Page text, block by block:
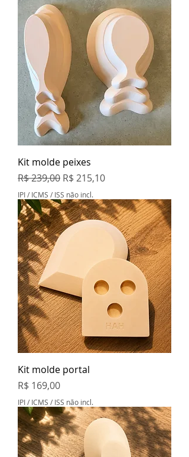
Kit molde peixes
Preço normal
R$ 239,00 Preço promocional
R$ 215,10
IPI / ICMS / ISS não incl.
Kit molde portal
Preço
R$ 169,00
IPI / ICMS / ISS não incl.